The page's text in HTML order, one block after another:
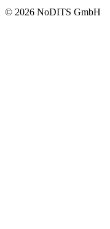
© 2026 NoDITS GmbH